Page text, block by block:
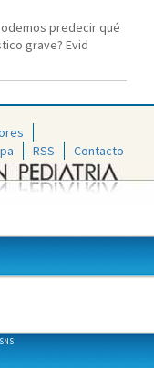
predecir qué
grave? Evid
RSS Contacto